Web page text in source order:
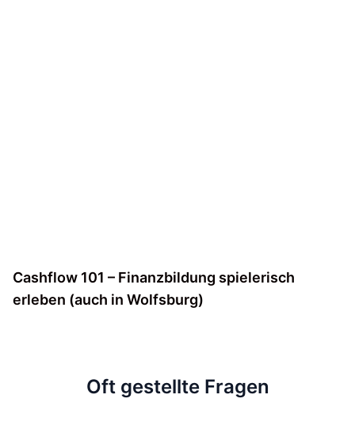
Cashflow 101 – Finanzbildung spielerisch
erleben (auch in Wolfsburg)
Oft gestellte Fragen